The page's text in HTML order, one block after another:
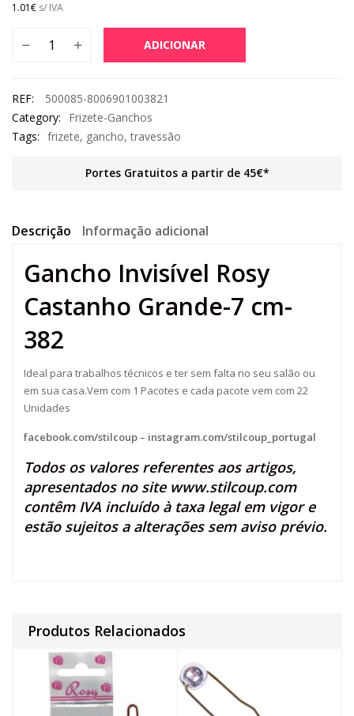
1.01€ s/ IVA
ADICIONAR
REF:
500085-8006901003821
Category:
Frizete-Ganchos
Tags: frizete, gancho,travessão
Portes Gratuitos a partir de 45€*
Descrição Informação adicional
Gancho Invisível Rosy
Castanho Grande-7 cm-
382
Ideal para trabalhos técnicos e ter sem falta no seu salão ou
em sua casa.Vem com 1 Pacotes e cada pacote vem com 22
Unidades
facebook.com/stilcoup – instagram.com/stilcoup_portugal
Todos os valores referentes aos artigos,
apresentados no site www.stilcoup.com
contêm IVA incluído à taxa legal em vigor e
estão sujeitos a alterações sem aviso prévio.
Produtos Relacionados